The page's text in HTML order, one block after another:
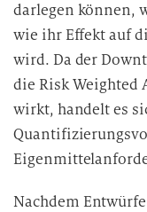
darlegen können,
wie ihr Effekt auf
wird. Da der
die Risk Weighted
wirkt, handelt es
Nachdem